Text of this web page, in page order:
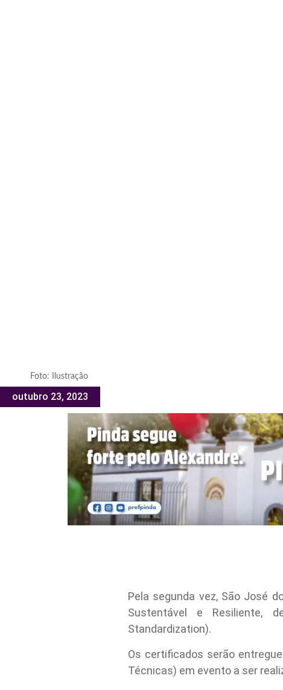
Foto: Ilustração
outubro 23, 2023
Pela segunda vez, São José
Sustentável e Resiliente,
Standardization).
Os certificados serão
Técnicas) em evento a ser